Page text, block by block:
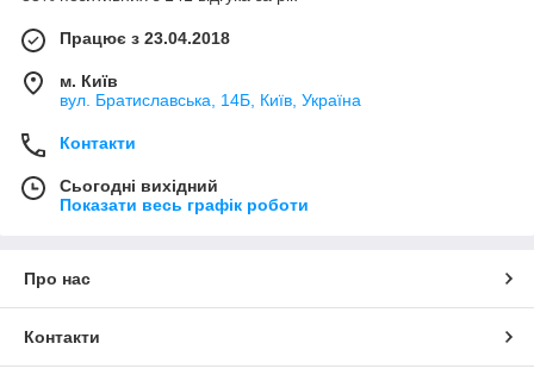
Працює з 23.04.2018
м. Київ
вул. Братиславська, 14Б, Київ, Україна
Контакти
Сьогодні вихідний
Показати весь графік роботи
Про нас
Контакти